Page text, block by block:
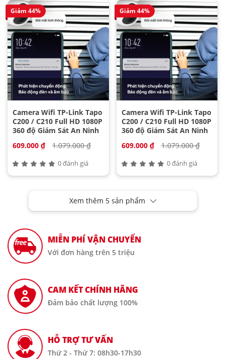
Giảm 44%
Camera Wifi TP-Link Tapo
C200 / C210 Full HD 1080P
360 độ Giám Sát An Ninh
609.000 ₫
1.079.000 ₫
0 đánh giá
Giảm 44%
Camera Wifi TP-Link Tapo
C200 / C210 Full HD 1080P
360 độ Giám Sát An Ninh
609.000 ₫
1.079.000 ₫
0 đánh giá
Xem thêm 5 sản phẩm
MIỄN PHÍ VẬN CHUYỂN
Với đơn hàng trên 5 triệu
CAM KẾT CHÍNH HÃNG
Đảm bảo chất lượng 100%
HỖ TRỢ TƯ VẤN
Thứ 2 - Thứ 7: 08h30-17h30